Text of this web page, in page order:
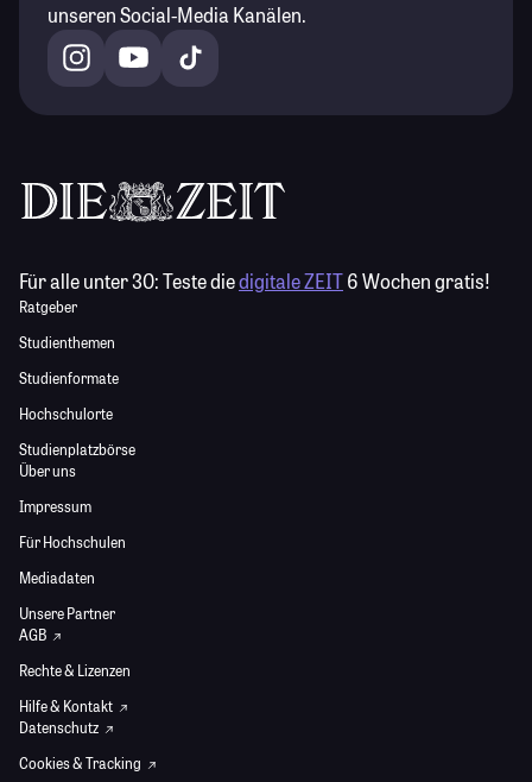
unseren Social-Media Kanälen.
Für alle unter 30:Teste diedigitale ZEIT6 Wochen gratis!
Ratgeber
Studienthemen
Studienformate
Hochschulorte
Studienplatzbörse
Über uns
Impressum
Für Hochschulen
Mediadaten
Unsere Partner
AGB
Rechte & Lizenzen
Hilfe & Kontakt
Datenschutz
Cookies & Tracking